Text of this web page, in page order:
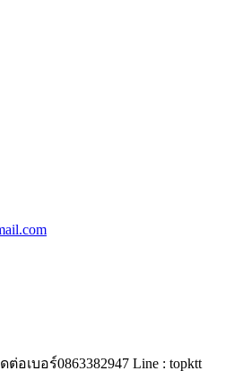
เบอร์0863382947 Line : topktt